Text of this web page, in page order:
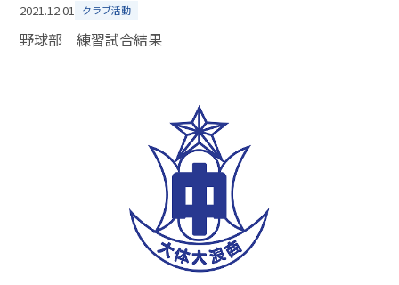
2021.12.01 クラブ活動
野球部 練習試合結果